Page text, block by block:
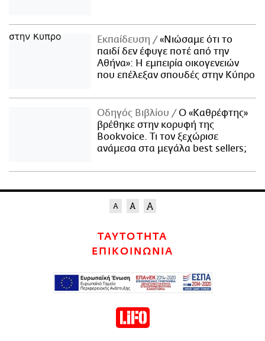
Εκπαίδευση
«Νιώσαμε ότι το
παιδί δεν έφυγε ποτέ από την
Αθήνα»: Η εμπειρία οικογενειών
που επέλεξαν σπουδές στην Κύπρο
Οδηγός Βιβλίου
Ο «Καθρέφτης»
βρέθηκε στην κορυφή της
Bookvoice. Τι τον ξεχώρισε
ανάμεσα στα μεγάλα best sellers;
ΤΑΥΤΟΤΗΤΑ
ΕΠΙΚΟΙΝΩΝΙΑ